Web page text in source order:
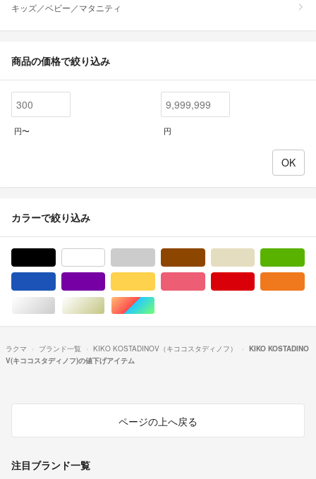
キッズ／ベビー／マタニティ
商品の価格で絞り込み
円〜 円
カラーで絞り込み
シルバー/銀色系ゴールド/金色系マルチカラー
ラクマ ブランド一覧 KIKO KOSTADINOV（キココスタディノフ）
KIKO KOSTADINO
V(キココスタディノフ)の値下げアイテム
ページの上へ戻る
注目ブランド一覧